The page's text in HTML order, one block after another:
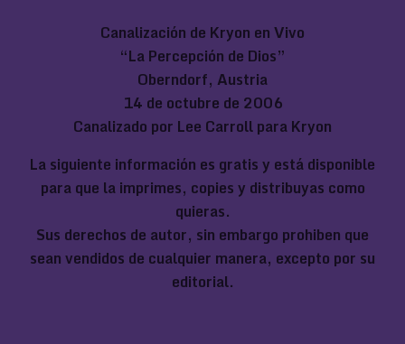
Canalización de Kryon en Vivo
“La Percepción de Dios”
Oberndorf, Austria
14 de octubre de 2006
Canalizado por Lee Carroll para Kryon
La siguiente información es gratis y está disponible
para que la imprimes, copies y distribuyas como
quieras.
Sus derechos de autor, sin embargo prohiben que
sean vendidos de cualquier manera, excepto por su
editorial.